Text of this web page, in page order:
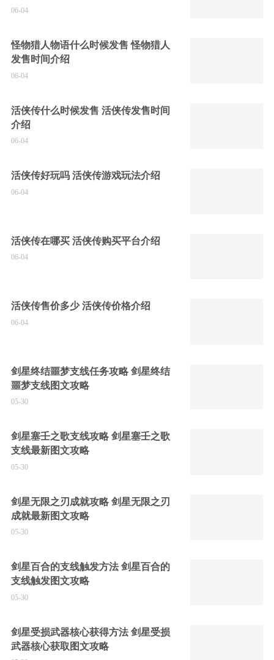
06-04
怪物猎人物语什么时候发售 怪物猎人
发售时间介绍
06-04
活侠传什么时候发售 活侠传发售时间
介绍
06-04
活侠传好玩吗 活侠传游戏玩法介绍
06-04
活侠传在哪买 活侠传购买平台介绍
06-04
活侠传售价多少 活侠传价格介绍
06-04
剑星终结噩梦支线任务攻略 剑星终结
噩梦支线图文攻略
05-30
剑星塞壬之歌支线攻略 剑星塞壬之歌
支线最新图文攻略
05-30
剑星无限之刃成就攻略 剑星无限之刃
成就最新图文攻略
05-30
剑星百合的支线触发方法 剑星百合的
支线触发图文攻略
05-30
剑星受损武器核心获得方法 剑星受损
武器核心获取图文攻略